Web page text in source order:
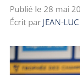
Publié le 28 mai
Écrit par JEAN-